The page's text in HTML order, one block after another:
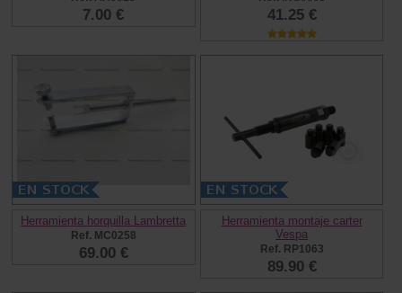
7.00 € 41.25 €
Herramienta horquilla Lambretta
Ref. MC0258
69.00 €
Herramienta montaje carter
Vespa
Ref. RP1063
89.90 €